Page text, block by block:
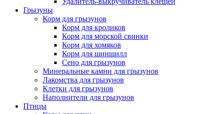
Грызуны
Корм для грызунов
Корм для кроликов
Корм для морской свинки
Корм для хомяков
Корм для шиншилл
Сено для грызунов
Минеральные камни для грызунов
Лакомства для грызунов
Клетки для грызунов
Наполнители для грызунов
Птицы